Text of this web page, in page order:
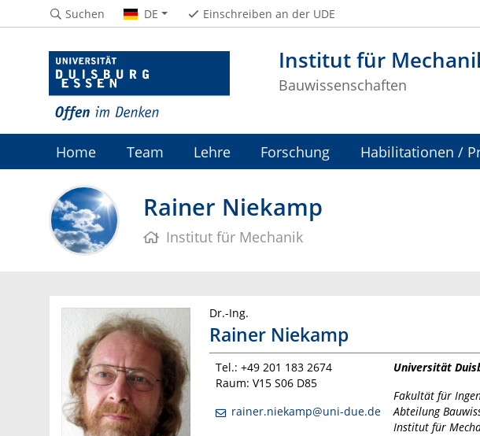
Institut für
Bauwissenschaften
Suchen DE Einschreiben an der UDE
Home Team Lehre Forschung Habilitationen /
>> Bauwissenschaften
Rainer Niekamp
Institut für Mechanik
Dr.-Ing.
Rainer Niekamp
Tel.: +49 201 183 2674
Raum: V15 S06 D85
rainer.niekamp@uni-due.de
Universität
Fakultät für
Abteilung
Institut für